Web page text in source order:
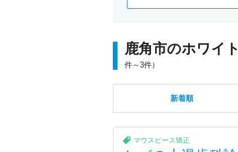
鹿角市のホワイ
件～3件）
新着順
マウスピース矯正